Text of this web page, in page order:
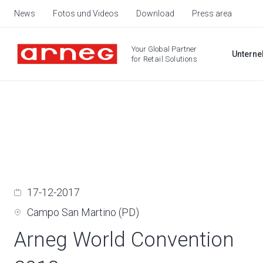
News Fotos und Videos Download Press area
Your Global Partner
for Retail Solutions
17-12-2017
Campo San Martino (PD)
Arneg World Convention